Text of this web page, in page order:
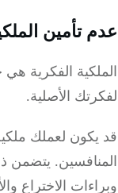
تأمين الملكية
الفكرية هي
الأصلية.
يتضمن ذلك
الاختراع